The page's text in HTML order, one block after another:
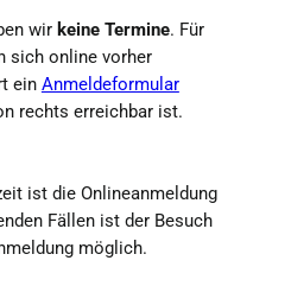
wir keine Termine. Für
sich online vorher
ein Anmeldeformular
rechts erreichbar ist.
ist die Onlineanmeldung
Fällen ist der Besuch
möglich.